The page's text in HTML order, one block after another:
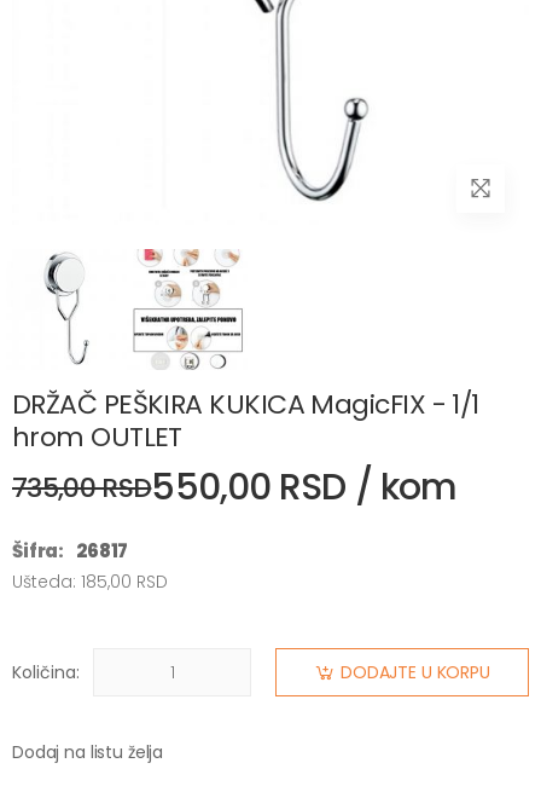
DRŽAČ PEŠKIRA KUKICA MagicFIX - 1/1
hrom OUTLET
735,00 RSD550,00 RSD / kom
Šifra: 26817
Ušteda: 185,00 RSD
Količina: DODAJTE U KORPU
Dodaj na listu želja